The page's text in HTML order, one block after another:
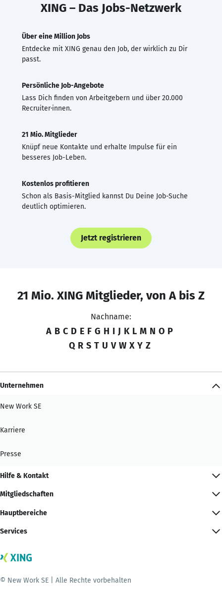
XING – Das Jobs-Netzwerk
Über eine Million Jobs
Entdecke mit XING genau den Job, der wirklich zu Dir
passt.
Persönliche Job-Angebote
Lass Dich finden von Arbeitgebern und über 20.000
Recruiter·innen.
21 Mio. Mitglieder
Knüpf neue Kontakte und erhalte Impulse für ein
besseres Job-Leben.
Kostenlos profitieren
Schon als Basis-Mitglied kannst Du Deine Job-Suche
deutlich optimieren.
Jetzt registrieren
21 Mio. XING Mitglieder, von A bis Z
Nachname:
A B C D E F G H I J K L M N O P
Q R S T U V W X Y Z
Unternehmen
New Work SE
Karriere
Presse
Hilfe & Kontakt
Mitgliedschaften
Hauptbereiche
Services
© New Work SE | Alle Rechte vorbehalten